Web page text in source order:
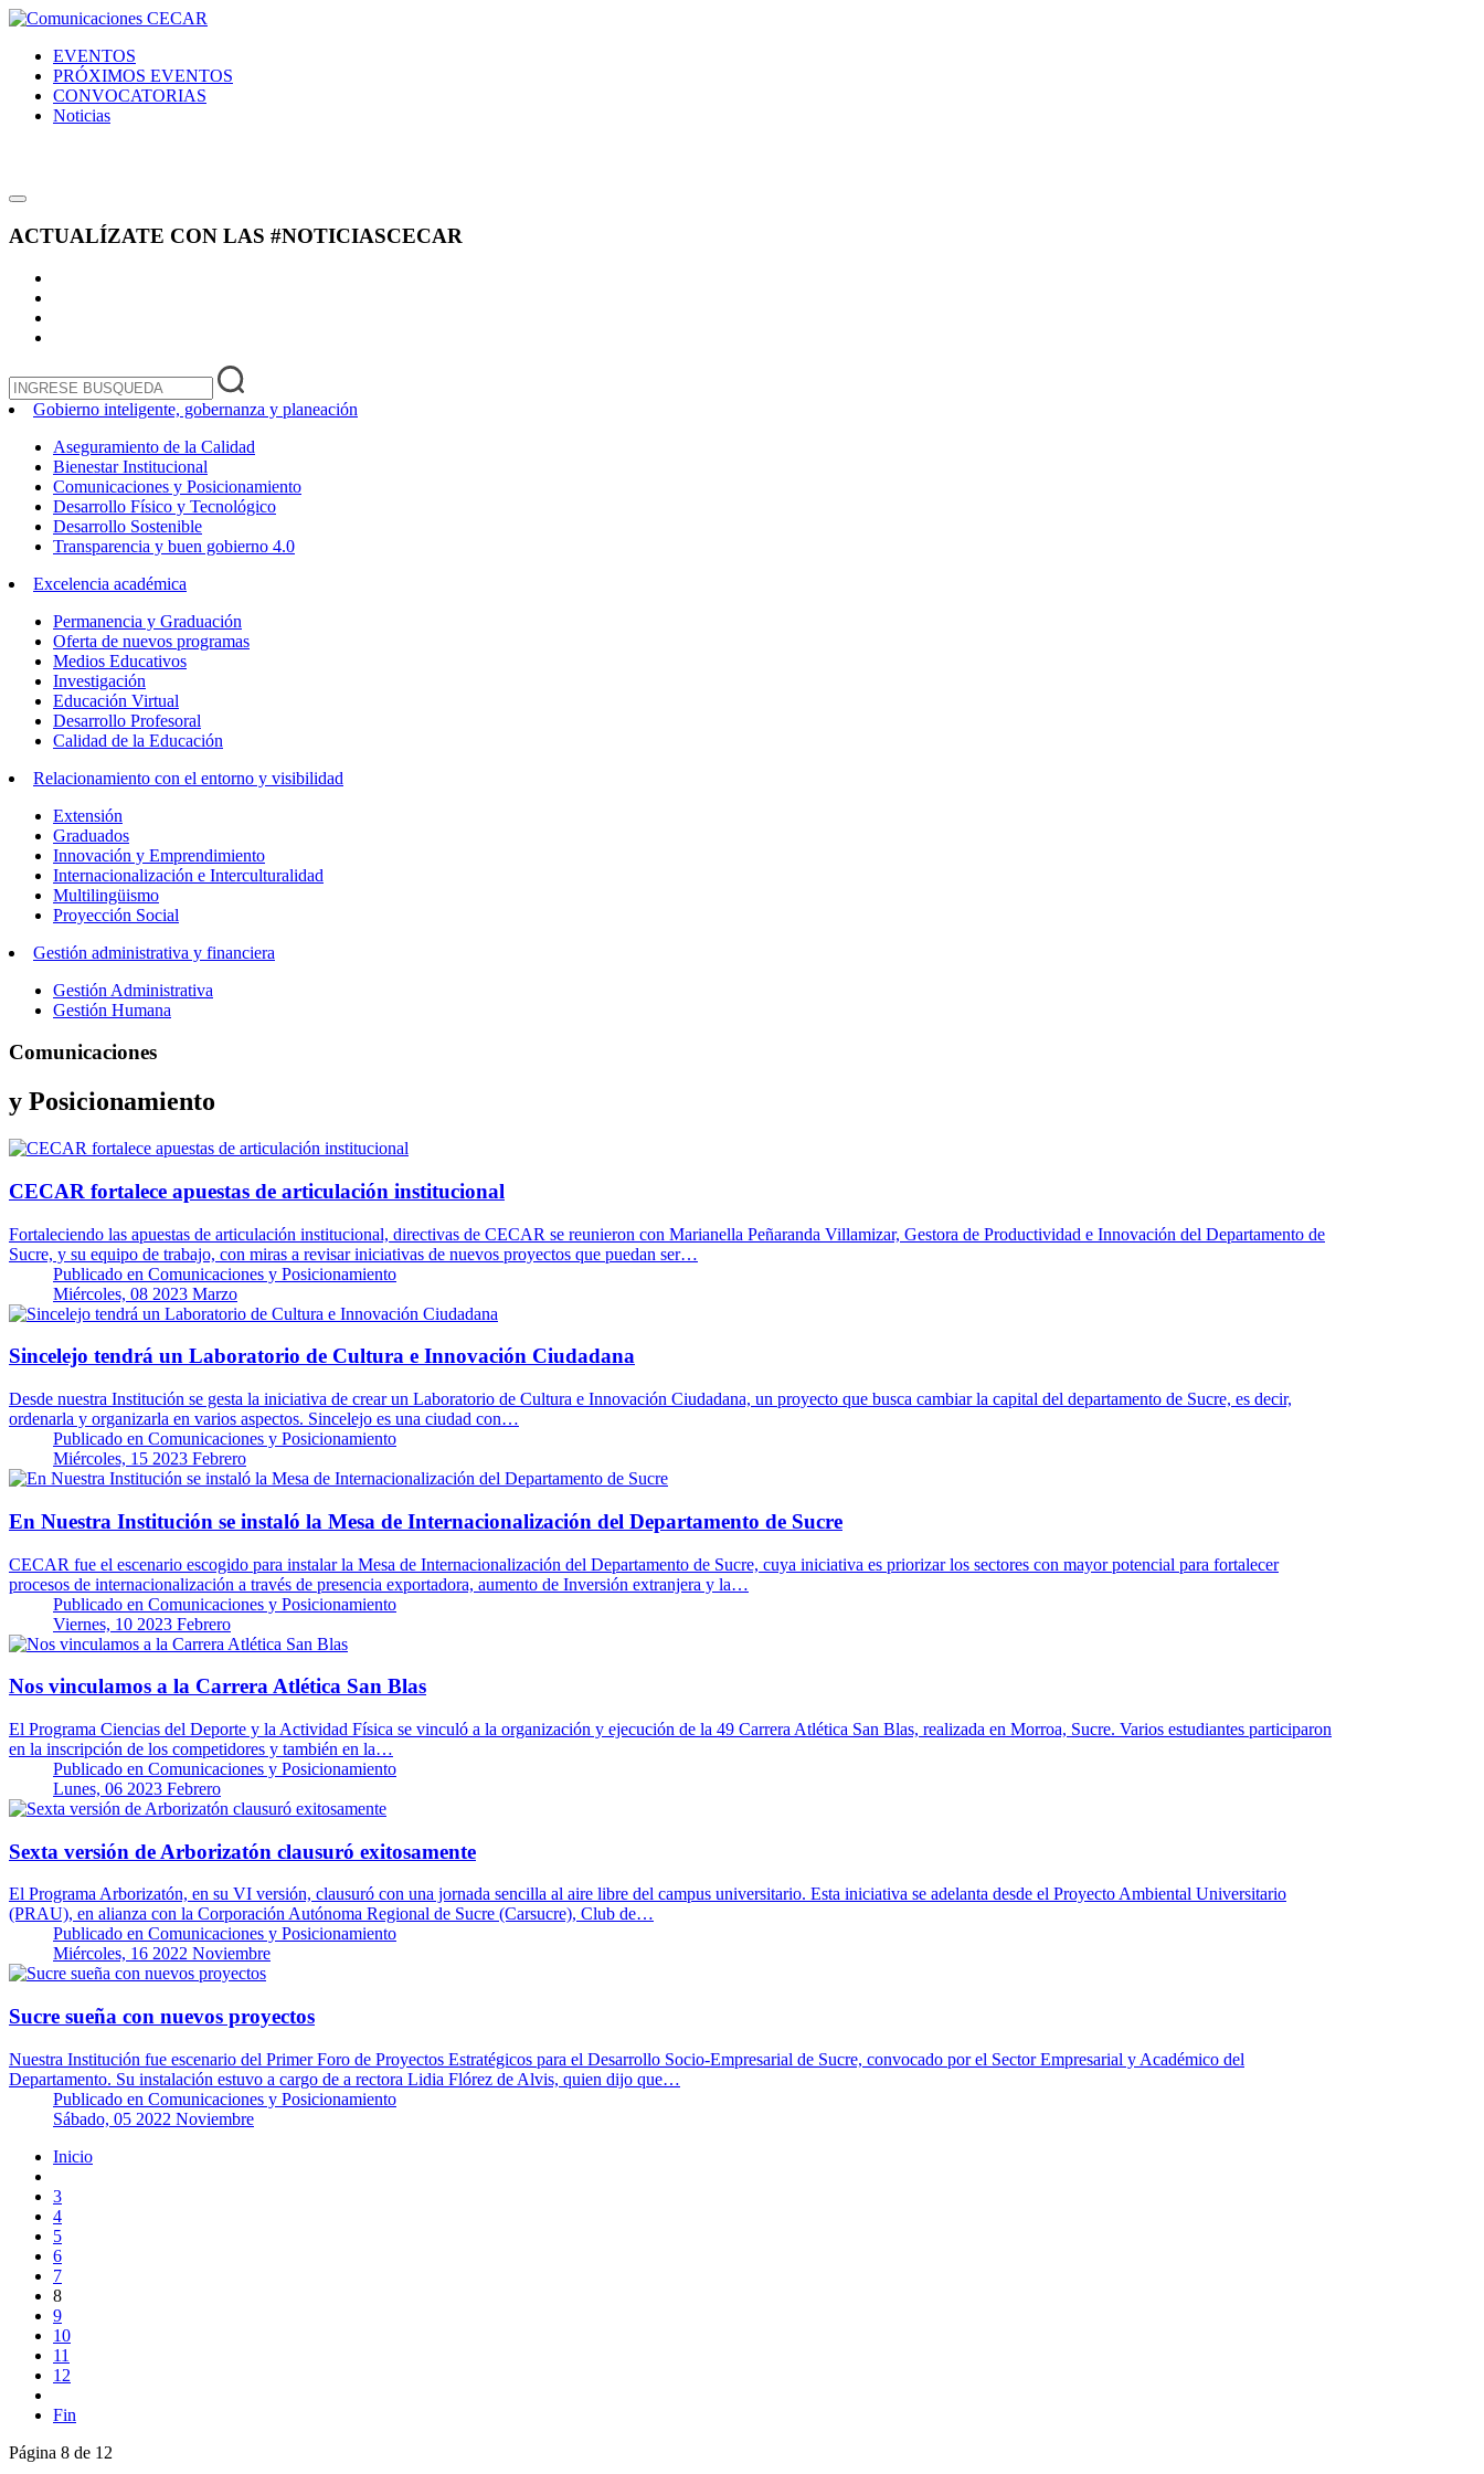
EVENTOS
PRÓXIMOS EVENTOS
CONVOCATORIAS
Noticias
ACTUALÍZATE CON LAS #NOTICIASCECAR
Gobierno inteligente, gobernanza y planeación
Aseguramiento de la Calidad
Bienestar Institucional
Comunicaciones y Posicionamiento
Desarrollo Físico y Tecnológico
Desarrollo Sostenible
Transparencia y buen gobierno 4.0
Excelencia académica
Permanencia y Graduación
Oferta de nuevos programas
Medios Educativos
Investigación
Educación Virtual
Desarrollo Profesoral
Calidad de la Educación
Relacionamiento con el entorno y visibilidad
Extensión
Graduados
Innovación y Emprendimiento
Internacionalización e Interculturalidad
Multilingüismo
Proyección Social
Gestión administrativa y financiera
Gestión Administrativa
Gestión Humana
Comunicaciones
y Posicionamiento
CECAR fortalece apuestas de articulación institucional
Fortaleciendo las apuestas de articulación institucional, directivas de CECAR se reunieron con Marianella Peñaranda Villamizar, Gestora de Productividad e Innovación del Departamento de
Sucre, y su equipo de trabajo, con miras a revisar iniciativas de nuevos proyectos que puedan ser…
Publicado en Comunicaciones y Posicionamiento
Miércoles, 08 2023 Marzo
Sincelejo tendrá un Laboratorio de Cultura e Innovación Ciudadana
Desde nuestra Institución se gesta la iniciativa de crear un Laboratorio de Cultura e Innovación Ciudadana, un proyecto que busca cambiar la capital del departamento de Sucre, es decir,
ordenarla y organizarla en varios aspectos. Sincelejo es una ciudad con…
Publicado en Comunicaciones y Posicionamiento
Miércoles, 15 2023 Febrero
En Nuestra Institución se instaló la Mesa de Internacionalización del Departamento de Sucre
CECAR fue el escenario escogido para instalar la Mesa de Internacionalización del Departamento de Sucre, cuya iniciativa es priorizar los sectores con mayor potencial para fortalecer
procesos de internacionalización a través de presencia exportadora, aumento de Inversión extranjera y la…
Publicado en Comunicaciones y Posicionamiento
Viernes, 10 2023 Febrero
Nos vinculamos a la Carrera Atlética San Blas
El Programa Ciencias del Deporte y la Actividad Física se vinculó a la organización y ejecución de la 49 Carrera Atlética San Blas, realizada en Morroa, Sucre. Varios estudiantes participaron
en la inscripción de los competidores y también en la…
Publicado en Comunicaciones y Posicionamiento
Lunes, 06 2023 Febrero
Sexta versión de Arborizatón clausuró exitosamente
El Programa Arborizatón, en su VI versión, clausuró con una jornada sencilla al aire libre del campus universitario. Esta iniciativa se adelanta desde el Proyecto Ambiental Universitario
(PRAU), en alianza con la Corporación Autónoma Regional de Sucre (Carsucre), Club de…
Publicado en Comunicaciones y Posicionamiento
Miércoles, 16 2022 Noviembre
Sucre sueña con nuevos proyectos
Nuestra Institución fue escenario del Primer Foro de Proyectos Estratégicos para el Desarrollo Socio-Empresarial de Sucre, convocado por el Sector Empresarial y Académico del
Departamento. Su instalación estuvo a cargo de a rectora Lidia Flórez de Alvis, quien dijo que…
Publicado en Comunicaciones y Posicionamiento
Sábado, 05 2022 Noviembre
Inicio
3
4
5
6
7
8
9
10
11
12
Fin
Página 8 de 12